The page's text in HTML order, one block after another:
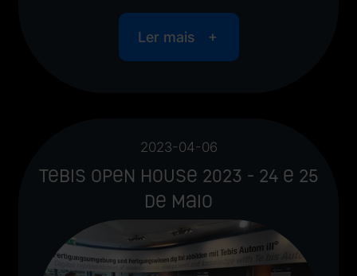
Ler mais
2023-04-06
Tebis Open House 2023 - 24 e 25
de maio